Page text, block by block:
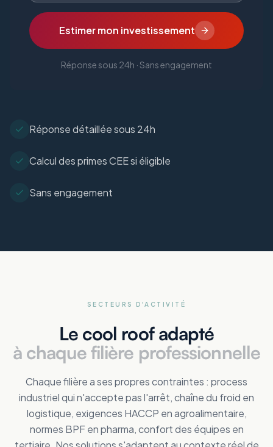
Estimer mon investissement
Réponse sous 24h · Sans engagement
Réponse détaillée sous 24h
Calcul des primes CEE si éligible
Sans engagement
SECTEURS D'ACTIVITÉ
Le cool roof adapté
à chaque filière professionnelle
Chaque filière a ses propres contraintes : process
industriel qui n'accepte pas l'arrêt, chaîne du froid en
logistique, exigences HACCP en agroalimentaire,
normes BPF en pharma, confort des équipes en